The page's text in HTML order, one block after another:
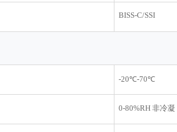
BISS-C/SSI
-20℃-70℃
0-80%RH 非冷凝